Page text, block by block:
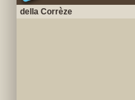
della Corrèze